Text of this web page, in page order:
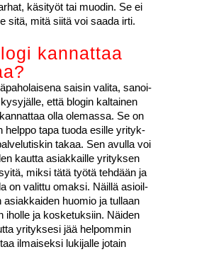
käsi­työt tai muo­din. Se ei
sitä, mitä sii­tä voi saa­da irti.
kan­nat­taa
sai­sin vali­ta, sanoi­
että blo­gin kal­tai­nen
olla ole­mas­sa. Se on
help­po tapa tuo­da esil­le yri­tyk­
takaa. Sen avul­la voi
kaut­ta asiak­kail­le yri­tyk­sen
mik­si tätä työ­tä teh­dään ja
on valit­tu omak­si. Näil­lä asioil­
asiak­kai­den huo­mio ja tul­laan
ihol­le ja kos­ke­tuk­siin. Näi­den
yri­tyk­se­si jää hel­pom­min
ilmai­sek­si luki­jal­le jotain